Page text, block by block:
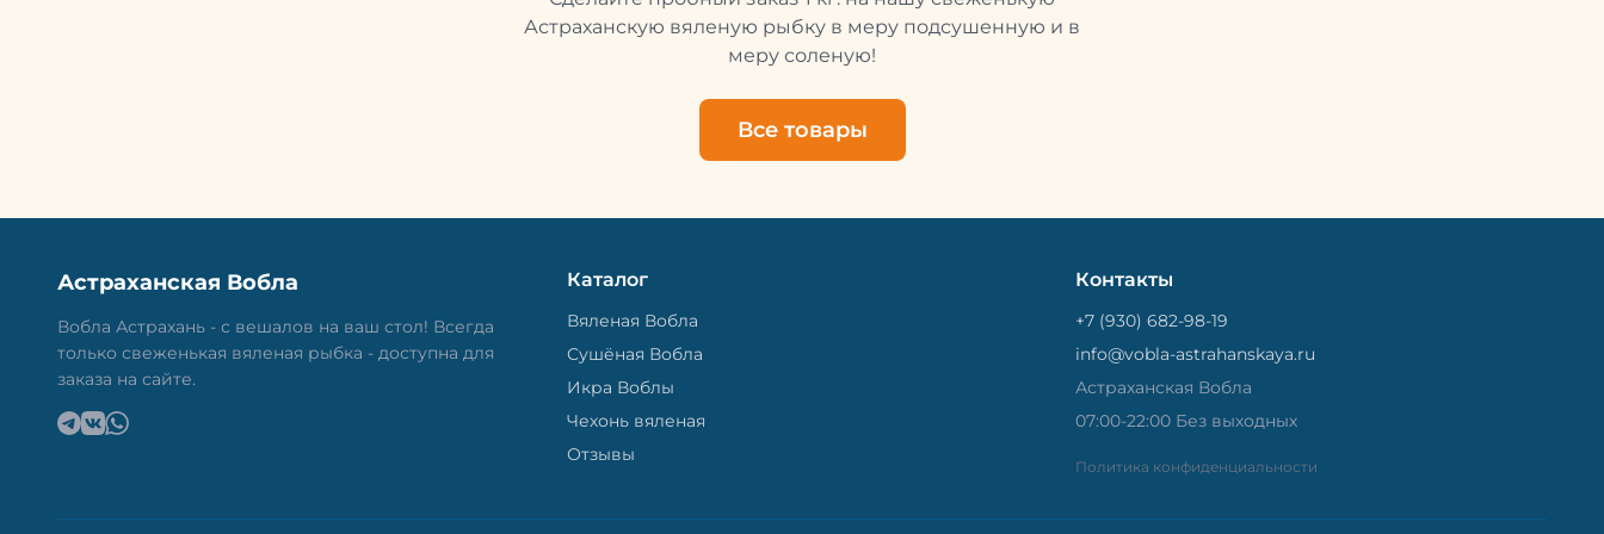
рыбу упаковывают в специальный
пакет, чтобы она не портилась и не
не просто вкусная еда, но и
пример того, как можно сочетать
старые рецепты и современные
вкусно.
Астраханскую вяленую рыбку в меру подсушенную и в
меру соленую!
Все товары
Астраханская Вобла
Вобла Астрахань - с вешалов на ваш стол! Всегда
только свеженькая вяленая рыбка - доступна для
заказа на сайте.
Каталог
Вяленая Вобла
Сушёная Вобла
Икра Воблы
Чехонь вяленая
Отзывы
Контакты
+7 (930) 682-98-19
info@vobla-astrahanskaya.ru
Астраханская Вобла
07:00-22:00 Без выходных
Политика конфиденциальности